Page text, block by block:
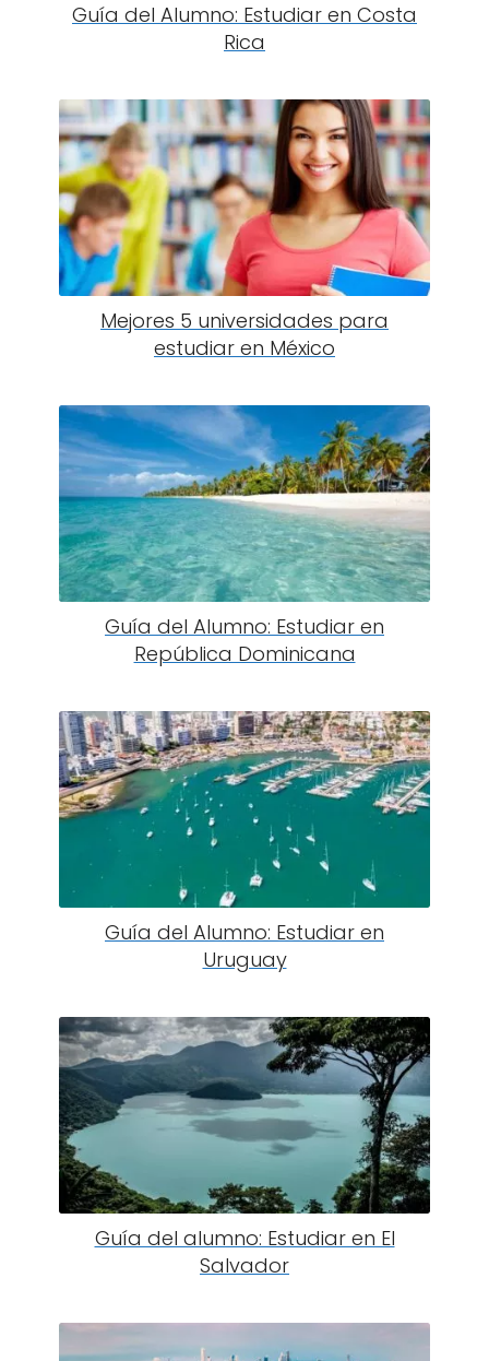
Guía del Alumno: Estudiar en Costa
Rica
Mejores 5 universidades para
estudiar en México
Guía del Alumno: Estudiar en
República Dominicana
Guía del Alumno: Estudiar en
Uruguay
Guía del alumno: Estudiar en El
Salvador